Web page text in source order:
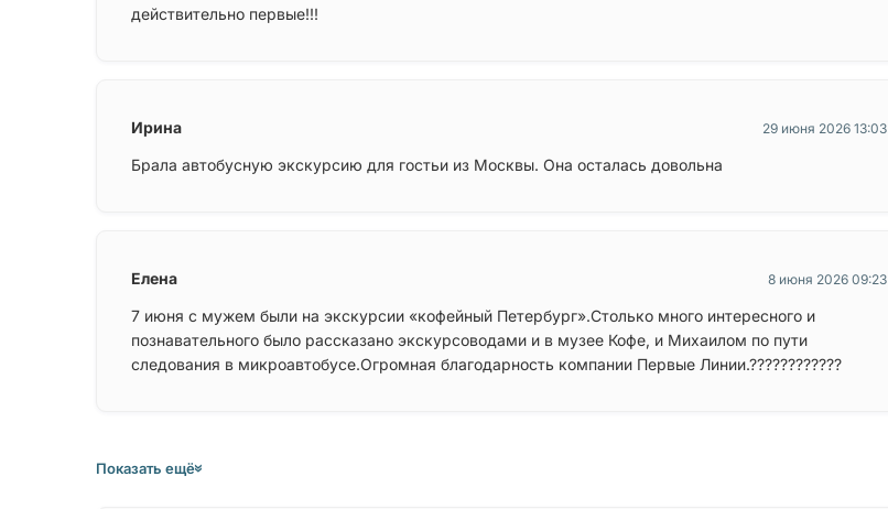
действительно первые!!!
Ирина 29 июня 2026 13:03
Брала автобусную экскурсию для гостьи из Москвы. Она осталась довольна
Елена 8 июня 2026 09:23
7 июня с мужем были на экскурсии «кофейный Петербург».Столько много интересного и
познавательного было рассказано экскурсоводами и в музее Кофе, и Михаилом по пути
следования в микроавтобусе.Огромная благодарность компании Первые Линии.????????????
Показать ещё